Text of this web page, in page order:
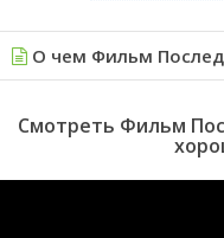
О чем Фильм
Смотреть Фильм